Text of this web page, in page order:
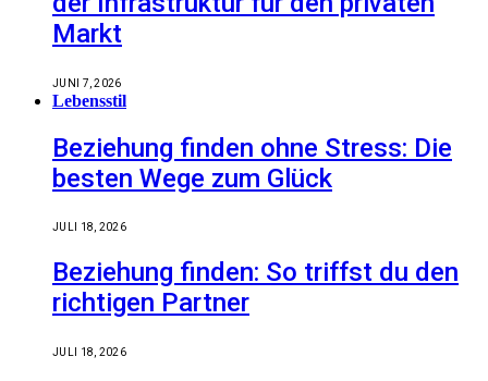
Markt
JUNI 7, 2026
Lebensstil
Beziehung finden ohne Stress: Die
besten Wege zum Glück
JULI 18, 2026
Beziehung finden: So triffst du den
richtigen Partner
JULI 18, 2026